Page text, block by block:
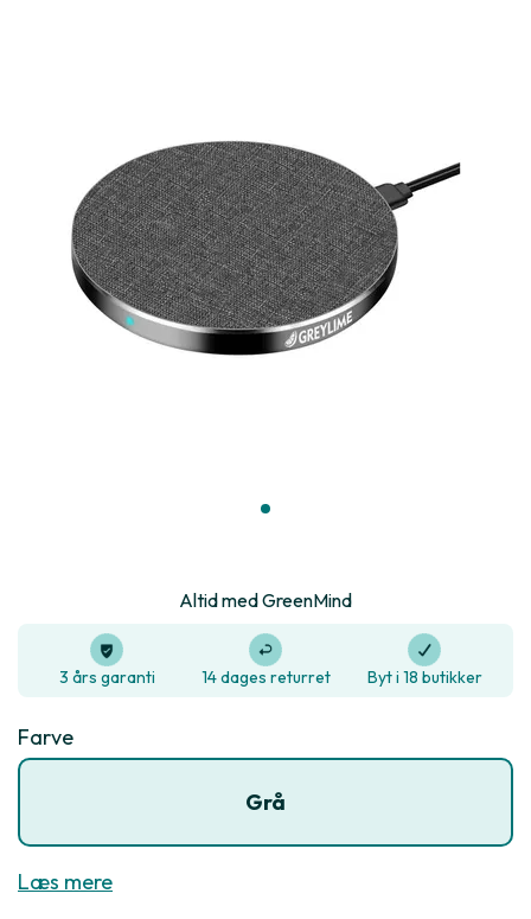
Altid med GreenMind
3 års garanti 14 dages returret Byt i 18 butikker
Farve
Grå
Læs mere